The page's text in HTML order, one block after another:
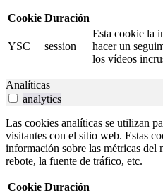
Cookie Duración
YSC session
Esta cookie la
hacer un
los vídeos
Analíticas
analytics
Las cookies analíticas se utilizan
visitantes con el sitio web. Estas
información sobre las métricas del
rebote, la fuente de tráfico, etc.
Cookie Duración